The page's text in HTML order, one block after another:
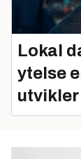
Lokal
ytelse
utvikler